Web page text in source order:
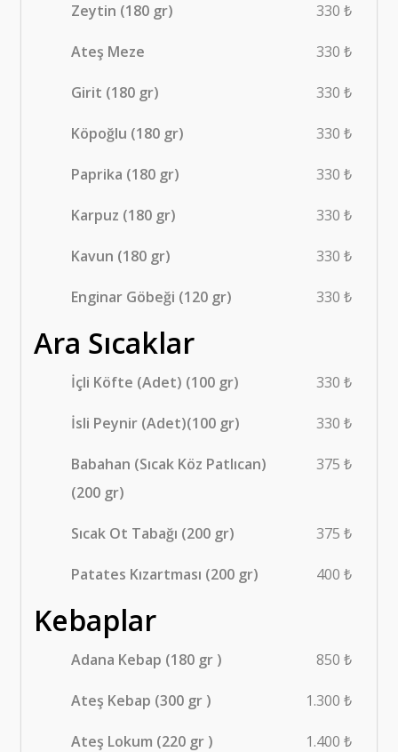
Zeytin (180 gr) 330 ₺
Ateş Meze 330 ₺
Girit (180 gr) 330 ₺
Köpoğlu (180 gr) 330 ₺
Paprika (180 gr) 330 ₺
Karpuz (180 gr) 330 ₺
Kavun (180 gr) 330 ₺
Enginar Göbeği (120 gr) 330 ₺
Ara Sıcaklar
İçli Köfte (Adet) (100 gr) 330 ₺
İsli Peynir (Adet)(100 gr) 330 ₺
Babahan (Sıcak Köz Patlıcan)
(200 gr)
375 ₺
Sıcak Ot Tabağı (200 gr) 375 ₺
Patates Kızartması (200 gr) 400 ₺
Kebaplar
Adana Kebap (180 gr ) 850 ₺
Ateş Kebap (300 gr ) 1.300 ₺
Ateş Lokum (220 gr ) 1.400 ₺